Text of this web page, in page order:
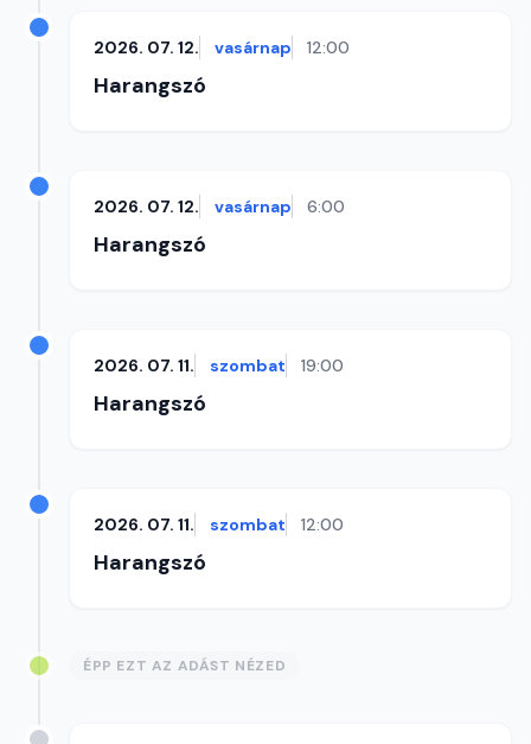
2026. 07. 12. vasárnap 12:00
Harangszó
2026. 07. 12. vasárnap 6:00
Harangszó
2026. 07. 11. szombat 19:00
Harangszó
2026. 07. 11. szombat 12:00
Harangszó
ÉPP EZT AZ ADÁST NÉZED